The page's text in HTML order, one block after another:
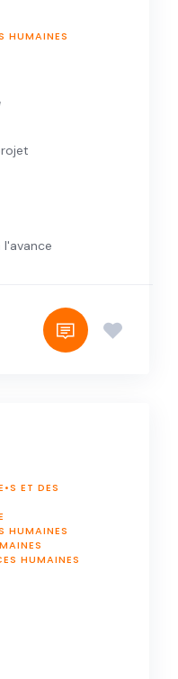
HUMAINES
ET DES
HUMAINES
HUMAINES